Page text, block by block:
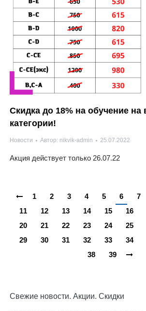
Скидка до 18% на обучение на
категории!
Новости Автор: nikvik-admin 25.07.2022
Акция действует только 26.07.22
1 2 3 4 5 6 7
11
12 13 14 15 16
20
21 22 23 24 25
29
30 31 32 33 34
38
39
Свежие новости. Акции. Скидки